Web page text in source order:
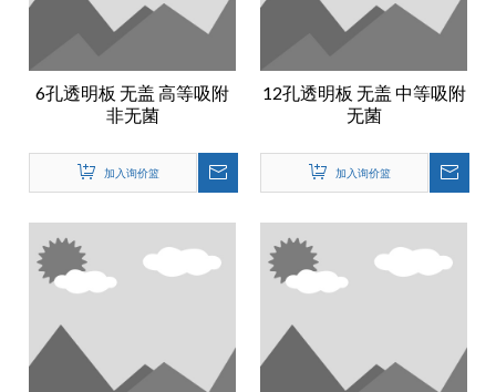
6孔透明板 无盖 高等吸附
非无菌
加入询价篮
12孔透明板 无盖 中等吸附
无菌
加入询价篮